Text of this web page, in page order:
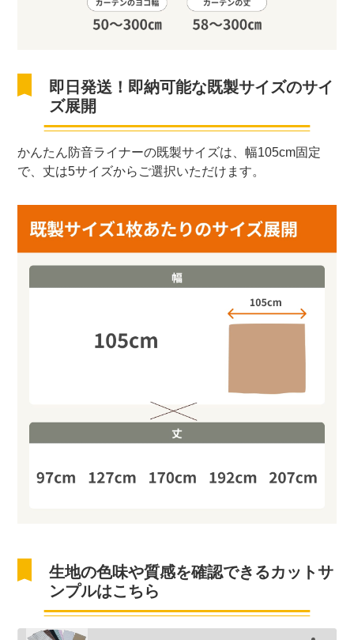
即日発送！即納可能な既製サイズのサイ
ズ展開
かんたん防音ライナーの既製サイズは、幅105cm固定
で、丈は5サイズからご選択いただけます。
生地の色味や質感を確認できるカットサ
ンプルはこちら